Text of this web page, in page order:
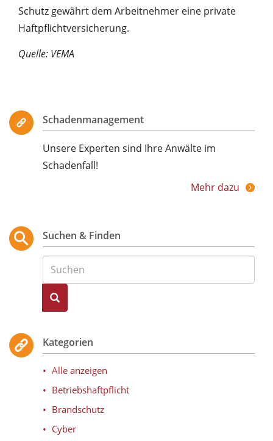
Schutz gewährt dem Arbeitnehmer eine private
Haftpflichtversicherung.
Quelle: VEMA
Schadenmanagement
Unsere Experten sind Ihre Anwälte im
Schadenfall!
Mehr dazu
Suchen & Finden
Suche
Kategorien
Alle anzeigen
Betriebshaftpflicht
Brandschutz
Cyber